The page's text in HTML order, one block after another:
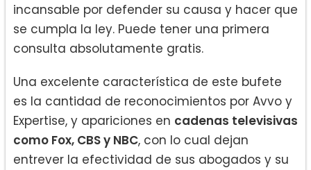
incansable por defender su causa y hacer que
se cumpla la ley. Puede tener una primera
consulta absolutamente gratis.
Una excelente característica de este bufete
es la cantidad de reconocimientos por Avvo y
Expertise, y apariciones en cadenas televisivas
como Fox, CBS y NBC, con lo cual dejan
entrever la efectividad de sus abogados y su